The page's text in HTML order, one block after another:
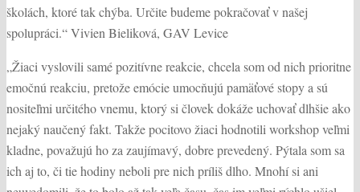
školách, ktoré tak chýba. Určite budeme pokračovať v našej
spolupráci.“ Vivien Bieliková, GAV Levice
„Žiaci vyslovili samé pozitívne reakcie, chcela som od nich prioritne
emočnú reakciu, pretože emócie umocňujú pamäťové stopy a sú
nositeľmi určitého vnemu, ktorý si človek dokáže uchovať dlhšie ako
nejaký naučený fakt. Takže pocitovo žiaci hodnotili workshop veľmi
kladne, považujú ho za zaujímavý, dobre prevedený. Pýtala som sa
ich aj to, či tie hodiny neboli pre nich príliš dlho. Mnohí si ani